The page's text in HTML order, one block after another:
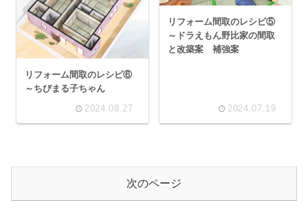
リフォーム間取のレシピ⑥
～ちびまる子ちゃん
2024.08.27
リフォーム間取のレシピ⑤
～ドラえもん野比家の間取
と改築案 補強案
2024.07.19
次のページ